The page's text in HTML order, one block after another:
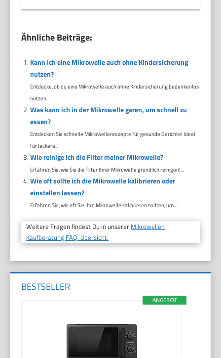
Ähnliche Beiträge:
Kann ich eine Mikrowelle auch ohne Kindersicherung
nutzen?
Entdecke, ob du eine Mikrowelle auch ohne Kindersicherung bedenkenlos
nutzen...
Was kann ich in der Mikrowelle garen, um schnell zu
essen?
Entdecken Sie schnelle Mikrowellenrezepte für gesunde Gerichte! Ideal
für leckere...
Wie reinige ich die Filter meiner Mikrowelle?
Erfahren Sie, wie Sie die Filter Ihrer Mikrowelle gründlich reinigen!...
Wie oft sollte ich die Mikrowelle kalibrieren oder
einstellen lassen?
Erfahren Sie, wie oft Sie Ihre Mikrowelle kalibrieren sollten, um...
Weitere Fragen findest Du in unserer Mikrowellen
Kaufberatung FAQ-Übersicht.
BESTSELLER
ANGEBOT